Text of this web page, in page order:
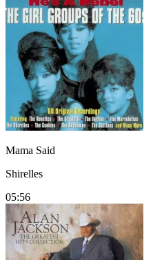
Mama Said
Shirelles
05:56